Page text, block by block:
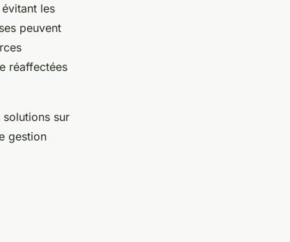
évitant les
peuvent
réaffectées
sur
gestion